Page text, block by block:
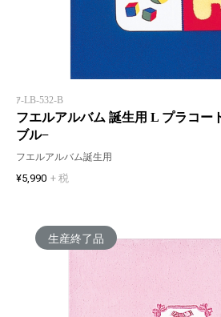
ｱ-LB-532-B
フエルアルバム 誕生用 L プラコー
ブル−
フエルアルバム誕生用
¥5,990 + 税
生産終了品